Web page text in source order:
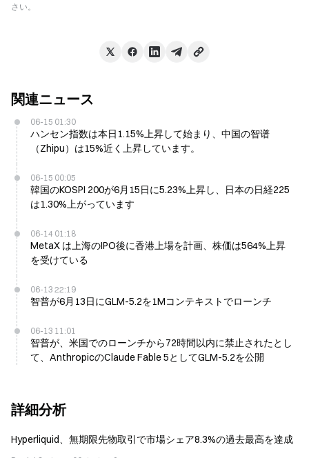
さい。
関連ニュース
06-15 01:30
ハンセン指数は本日1.15%上昇して始まり、中国の智谱
（Zhipu）は15%近く上昇しています。
06-15 00:05
韓国のKOSPI 200が6月15日に5.23%上昇し、日本の日経225
は1.30%上がっています
06-14 01:18
MetaX は上海のIPO後に香港上場を計画、株価は564%上昇
を受けている
06-13 22:19
智普が6月13日にGLM-5.2を1Mコンテキストでローンチ
06-13 11:01
智普が、米国でのローンチから72時間以内に禁止されたとし
て、AnthropicのClaude Fable 5としてGLM-5.2を公開
詳細分析
Hyperliquid、無期限先物取引で市場シェア8.3%の過去最高を達成